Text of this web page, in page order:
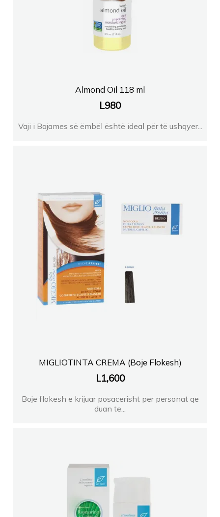
Almond Oil 118 ml
L980
Vaji i Bajames së ëmbël është ideal për të ushqyer...
MIGLIOTINTA CREMA (Boje Flokesh)
L1,600
Boje flokesh e krijuar posacerisht per personat qe
duan te...